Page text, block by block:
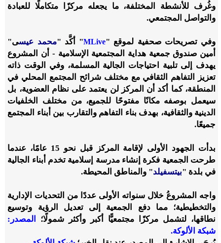
وغُرف للأنشطة المختلفة، ما يجعله مركزًا متكاملًا للعبادة
والتواصل المجتمعي.
وفي تصريحات صحفية لموقع "MLive" أكَّد "محمد عيسى"
أمين صندوق جمعية هداية المجتمعية الإسلامية - أن المشروع
يهدف إلى تلبية احتياجات الجالية المسلمة، وفي الوقت ذاته
تعزيز التفاهم الثقافي مع مختلف شرائح المجتمع المحلي في
المنطقة، كما أكد أن المركز لن يعتمد على نظام العضوية، بل
سيعمل بوصفه مكانًا مفتوحًا للجميع، من مختلف الخلفيات
الدينية والثقافية، بهدف بناء التفاهم والتقارب بين أبناء المجتمع
جميعًا.
بدأت الجهود الأولى لإقامة المركز قبل نحو 15 عامًا، عندما
طرحت الجمعية فكرة إنشاء مدرسة إسلامية تخدم أبناء الجالية
في بلدة "بيتسفيلد" والمناطق المحيطة.
واجه المشروعُ خلال سنواته الأولى عددًا من التحديات الإدارية
والتخطيطية؛ مما دفع الجمعية إلى تعديل الرؤية وتوسيع
نطاقها، لتشمل مركزًا مجتمعيًّا أكبر وأكثر شمولًا؛ المصدر:
شبكة الألوكة.